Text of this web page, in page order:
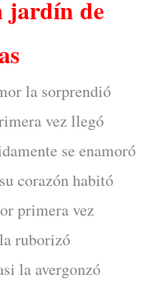
jardín de
la sorprendió
vez llegó
se enamoró
corazón habitó
primera vez
ruborizó
la avergonzó